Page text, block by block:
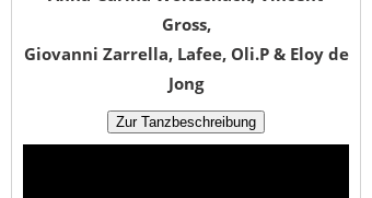
Gross,
Giovanni Zarrella, Lafee, Oli.P & Eloy de
Jong